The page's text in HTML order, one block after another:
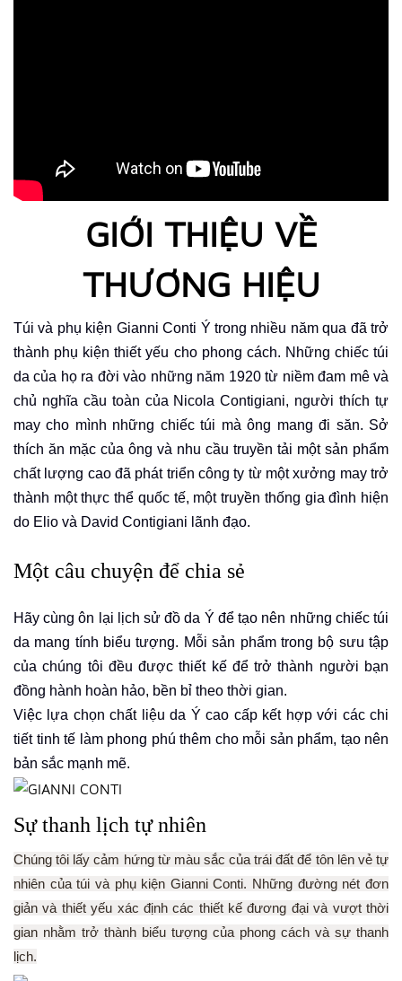
GIỚI THIỆU VỀ
THƯƠNG HIỆU
Túi và phụ kiện Gianni Conti Ý trong nhiều năm qua đã trở
thành phụ kiện thiết yếu cho phong cách. Những chiếc túi
da của họ ra đời vào những năm 1920 từ niềm đam mê và
chủ nghĩa cầu toàn của Nicola Contigiani, người thích tự
may cho mình những chiếc túi mà ông mang đi săn. Sở
thích ăn mặc của ông và nhu cầu truyền tải một sản phẩm
chất lượng cao đã phát triển công ty từ một xưởng may trở
thành một thực thể quốc tế, một truyền thống gia đình hiện
do Elio và David Contigiani lãnh đạo.
Một câu chuyện để chia sẻ
Hãy cùng ôn lại lịch sử đồ da Ý để tạo nên những chiếc túi
da mang tính biểu tượng. Mỗi sản phẩm trong bộ sưu tập
của chúng tôi đều được thiết kế để trở thành người bạn
đồng hành hoàn hảo, bền bỉ theo thời gian.
Việc lựa chọn chất liệu da Ý cao cấp kết hợp với các chi
tiết tinh tế làm phong phú thêm cho mỗi sản phẩm, tạo nên
bản sắc mạnh mẽ.
Sự thanh lịch tự nhiên
Chúng tôi lấy cảm hứng từ màu sắc của trái đất để tôn lên vẻ tự
nhiên của túi và phụ kiện Gianni Conti. Những đường nét đơn
giản và thiết yếu xác định các thiết kế đương đại và vượt thời
gian nhằm trở thành biểu tượng của phong cách và sự thanh
lịch.